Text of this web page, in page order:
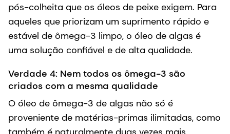
pós-colheita que os óleos de peixe exigem. Para
aqueles que priorizam um suprimento rápido e
estável de ômega-3 limpo, o óleo de algas é
uma solução confiável e de alta qualidade.
Verdade 4: Nem todos os ômega-3 são
criados com a mesma qualidade
O óleo de ômega-3 de algas não só é
proveniente de matérias-primas ilimitadas, como